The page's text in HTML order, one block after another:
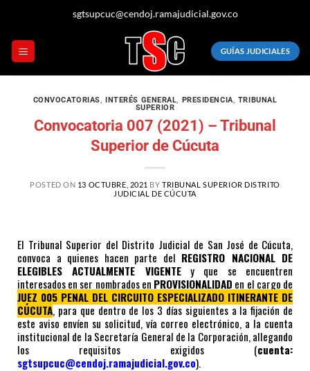
sgtsupcuc@cendoj.ramajudicial.gov.co
GUÍAS JUDICIALES
CONVOCATORIAS,INTERÉS GENERAL, PRESIDENCIA, TRIBUNAL
SUPERIOR
Convocatoria 007 (2021) – Tribunal
Superior de Cúcuta
POSTED ON 13 OCTUBRE, 2021 BYTRIBUNAL SUPERIOR DISTRITO
JUDICIAL DE CÚCUTA
El Tribunal Superior del Distrito Judicial de San José de Cúcuta,
convoca a quienes hacen parte del REGISTRO NACIONAL DE
ELEGIBLES ACTUALMENTE VIGENTEy que se encuentren
interesados en ser nombrados en PROVISIONALIDAD en el cargo de
JUEZ 005 PENAL DEL CIRCUITO ESPECIALIZADO ITINERANTE DE
CÚCUTA, para que dentro de los 3 días siguientes a la fijación de
este aviso envíen su solicitud, vía correo electrónico, a la cuenta
institucional de la Secretaría General de la Corporación, allegando
los requisitos exigidos (cuenta:
sgtsupcuc@cendoj.ramajudicial.gov.co).